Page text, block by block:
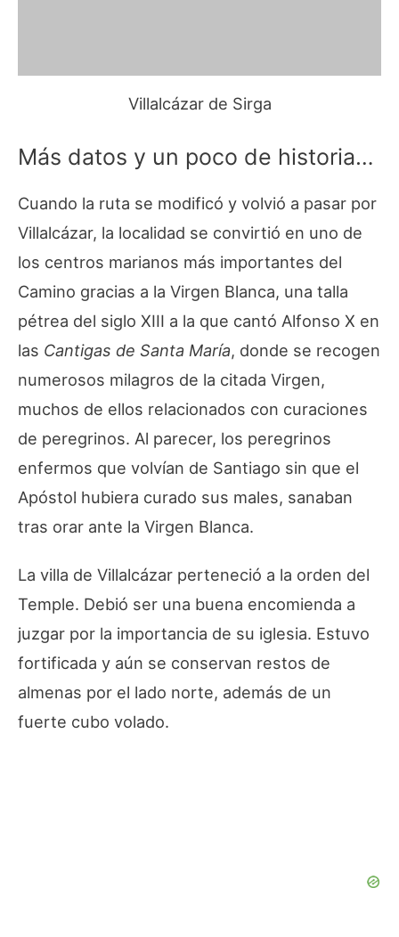
Villalcázar de Sirga
Más datos y un poco de historia…
Cuando la ruta se modificó y volvió a pasar por
Villalcázar, la localidad se convirtió en uno de
los centros marianos más importantes del
Camino gracias a la Virgen Blanca, una talla
pétrea del siglo XIII a la que cantó Alfonso X en
las Cantigas de Santa María, donde se recogen
numerosos milagros de la citada Virgen,
muchos de ellos relacionados con curaciones
de peregrinos. Al parecer, los peregrinos
enfermos que volvían de Santiago sin que el
Apóstol hubiera curado sus males, sanaban
tras orar ante la Virgen Blanca.
La villa de Villalcázar perteneció a la orden del
Temple. Debió ser una buena encomienda a
juzgar por la importancia de su iglesia. Estuvo
fortificada y aún se conservan restos de
almenas por el lado norte, además de un
fuerte cubo volado.